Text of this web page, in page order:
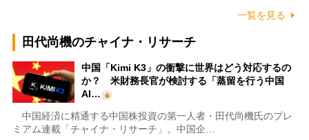
一覧を見る
田代尚機のチャイナ・リサーチ
中国「Kimi K3」の衝撃に世界はどう対応するの
か？ 米財務長官が検討する「蒸留を行う中国
AI…
中国経済に精通する中国株投資の第一人者・田代尚機氏のプレ
ミアム連載「チャイナ・リサーチ」。中国企…